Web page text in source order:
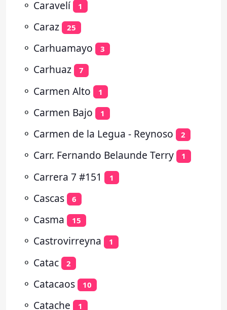
⚬ Caravelí 1
⚬ Caraz 25
⚬ Carhuamayo 3
⚬ Carhuaz 7
⚬ Carmen Alto 1
⚬ Carmen Bajo 1
⚬ Carmen de la Legua - Reynoso 2
⚬ Carr. Fernando Belaunde Terry 1
⚬ Carrera 7 #151 1
⚬ Cascas 6
⚬ Casma 15
⚬ Castrovirreyna 1
⚬ Catac 2
⚬ Catacaos 10
⚬ Catache 1